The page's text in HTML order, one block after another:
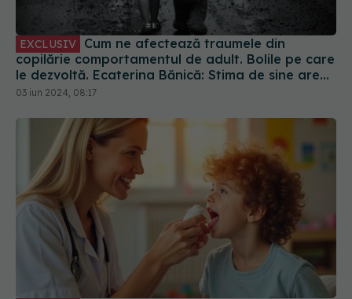
EXCLUSIV
copilărie comportamentul de adult. Bolile pe care
le dezvoltă. Ecaterina Bănică: Stima de sine are
de suferit, ceea ce duce la inutilitate, rușine,
03 iun 2024, 08:17